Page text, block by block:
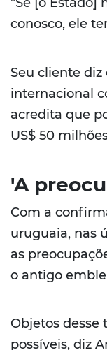
"Se [o Estado]
conosco, ele
Seu cliente
internacional
acredita que
US$ 50
'A
Com a
uruguaia, nas
as
o antigo
Objetos desse
possíveis, diz